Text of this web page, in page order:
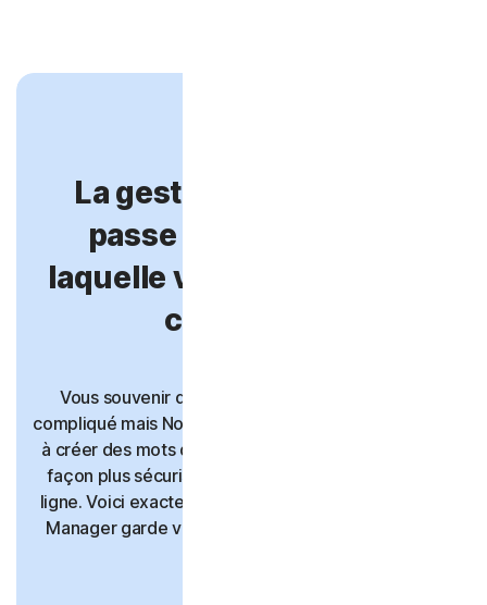
La gestion des mots de
passe et la sécurité à
laquelle vous pouvez faire
confiance.
Vous souvenir de vos mots de passe peut être
compliqué mais Norton Password Manager vous aide
à créer des mots de passe forts et à les stocker de
façon plus sécurisée avec d'autres identifiants en
ligne. Voici exactement comment Norton Password
Manager garde vos informations plus en sécurité :